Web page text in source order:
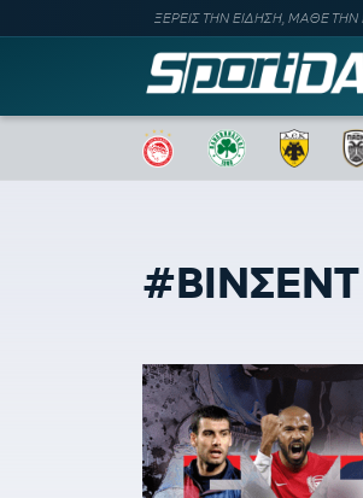
ΞΕΡΕΙΣ ΤΗΝ ΕΙΔΗΣΗ, ΜΑΘΕ ΤΗΝ